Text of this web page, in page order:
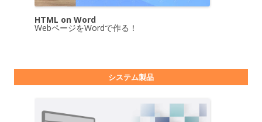
HTML on Word
WebページをWordで作る！
システム製品